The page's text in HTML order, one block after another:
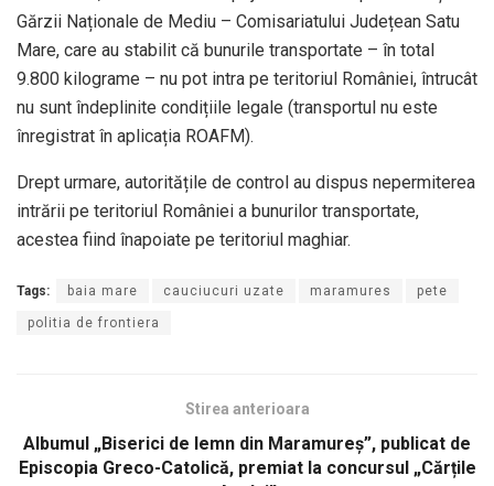
Gărzii Naționale de Mediu – Comisariatului Județean Satu
Mare, care au stabilit că bunurile transportate – în total
9.800 kilograme – nu pot intra pe teritoriul României, întrucât
nu sunt îndeplinite condițiile legale (transportul nu este
înregistrat în aplicația ROAFM).
Drept urmare, autoritățile de control au dispus nepermiterea
intrării pe teritoriul României a bunurilor transportate,
acestea fiind înapoiate pe teritoriul maghiar.
Tags: baia mare cauciucuri uzate maramures pete
politia de frontiera
Stirea anterioara
Albumul „Biserici de lemn din Maramureș”, publicat de
Episcopia Greco-Catolică, premiat la concursul „Cărțile